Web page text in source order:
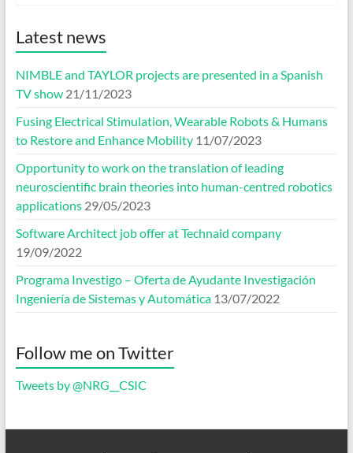
Latest news
NIMBLE and TAYLOR projects are presented in a Spanish
TV show 21/11/2023
Fusing Electrical Stimulation, Wearable Robots & Humans
to Restore and Enhance Mobility 11/07/2023
Opportunity to work on the translation of leading
neuroscientific brain theories into human-centred robotics
applications 29/05/2023
Software Architect job offer at Technaid company
19/09/2022
Programa Investigo – Oferta de Ayudante Investigación
Ingeniería de Sistemas y Automática 13/07/2022
Follow me on Twitter
Tweets by @NRG__CSIC